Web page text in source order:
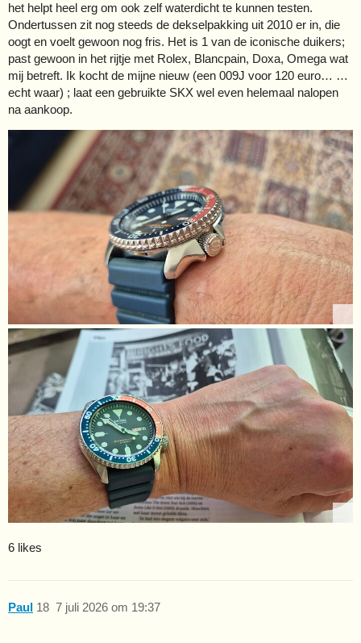
het helpt heel erg om ook zelf waterdicht te kunnen testen.
Ondertussen zit nog steeds de dekselpakking uit 2010 er in, die
oogt en voelt gewoon nog fris. Het is 1 van de iconische duikers;
past gewoon in het rijtje met Rolex, Blancpain, Doxa, Omega wat
mij betreft. Ik kocht de mijne nieuw (een 009J voor 120 euro… …
echt waar) ; laat een gebruikte SKX wel even helemaal nalopen
na aankoop.
6 likes
Paul 7 juli 2026 om 19:37
18